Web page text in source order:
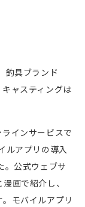
釣具ブランド
ャスティングは
インサービスで
ルアプリの導入
。公式ウェブサ
画で紹介し、
モバイルアプリ